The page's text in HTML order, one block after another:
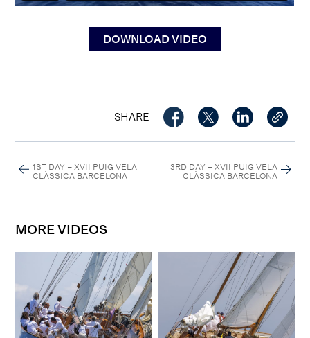
DOWNLOAD VIDEO
SHARE
1ST DAY – XVII PUIG VELA
CLÀSSICA BARCELONA
3RD DAY – XVII PUIG VELA
CLÀSSICA BARCELONA
MORE VIDEOS